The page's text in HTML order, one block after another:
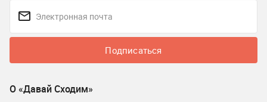
Подписаться
О «Давай Сходим»